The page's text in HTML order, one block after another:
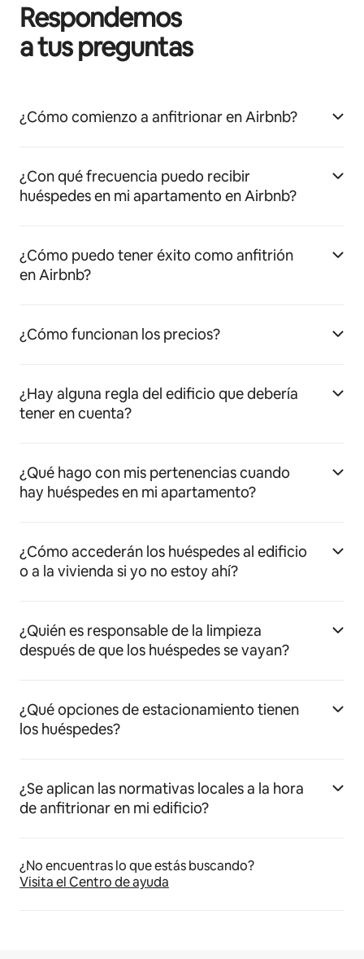
Respondemos
a tus preguntas
¿Cómo comienzo a anfitrionar en Airbnb?
¿Con qué frecuencia puedo recibir
huéspedes en mi apartamento en Airbnb?
¿Cómo puedo tener éxito como anfitrión
en Airbnb?
¿Cómo funcionan los precios?
¿Hay alguna regla del edificio que debería
tener en cuenta?
¿Qué hago con mis pertenencias cuando
hay huéspedes en mi apartamento?
¿Cómo accederán los huéspedes al edificio
o a la vivienda si yo no estoy ahí?
¿Quién es responsable de la limpieza
después de que los huéspedes se vayan?
¿Qué opciones de estacionamiento tienen
los huéspedes?
¿Se aplican las normativas locales a la hora
de anfitrionar en mi edificio?
¿No encuentras lo que estás buscando?
Visita el Centro de ayuda